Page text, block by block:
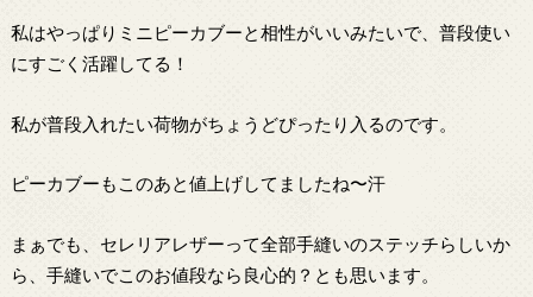
私はやっぱりミニピーカブーと相性がいいみたいで、普段使い
にすごく活躍してる！
私が普段入れたい荷物がちょうどぴったり入るのです。
ピーカブーもこのあと値上げしてましたね〜汗
まぁでも、セレリアレザーって全部手縫いのステッチらしいか
ら、手縫いでこのお値段なら良心的？とも思います。